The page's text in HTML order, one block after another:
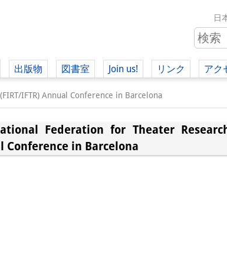
日
出版物 図書室 Join us! リンク アク
IFTR) Annual Conference in Barcelona
Federation for Theater Research
Conference in Barcelona